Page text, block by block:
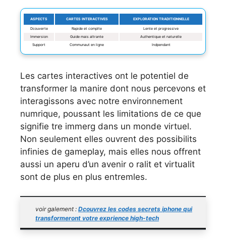
ASPECTS CARTES INTERACTIVES EXPLORATION TRADITIONNELLE
Dcouverte Rapide et complte
Lente et progressive
Immersion
Guide mais altrante
Authentique et naturelle
Support
Communaut en ligne Indpendant
Les cartes interactives ont le potentiel de
transformer la manire dont nous percevons et
interagissons avec notre environnement
numrique, poussant les limitations de ce que
signifie tre immerg dans un monde virtuel.
Non seulement elles ouvrent des possibilits
infinies de gameplay, mais elles nous offrent
aussi un aperu d’un avenir o ralit et virtualit
sont de plus en plus entremles.
voir galement : Dcouvrez les codes secrets iphone qui
transformeront votre exprience high-tech